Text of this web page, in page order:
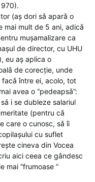
(aş dori sǎ aparǎ o
mai mult de 5 ani, adicǎ
muşamalizare ca
de director, cu UHU
eu aş aplica o
de corecție, unde
între ei, acolo, tot
avea o “pedeapsǎ”:
i se dubleze salariul
(pentru cǎ
care o cunosc, sǎ îi
cu suflet
cineva din Vocea
aici ceea ce gândesc
mai “frumoase “